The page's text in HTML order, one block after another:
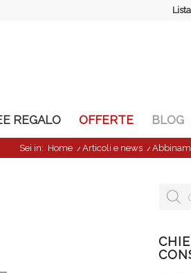
REGALO OFFERTE BLOG
Sei in: Home / Articoli e news /